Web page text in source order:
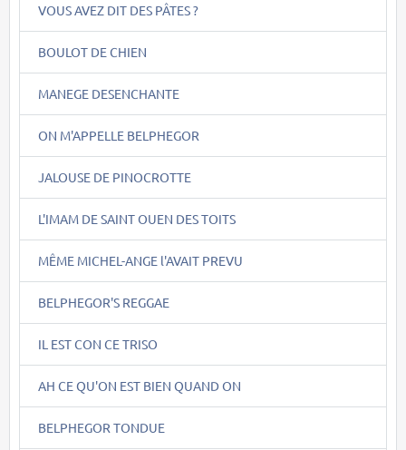
VOUS AVEZ DIT DES PÂTES ?
BOULOT DE CHIEN
MANEGE DESENCHANTE
ON M'APPELLE BELPHEGOR
JALOUSE DE PINOCROTTE
L'IMAM DE SAINT OUEN DES TOITS
MÊME MICHEL-ANGE l'AVAIT PREVU
BELPHEGOR'S REGGAE
IL EST CON CE TRISO
AH CE QU'ON EST BIEN QUAND ON
BELPHEGOR TONDUE